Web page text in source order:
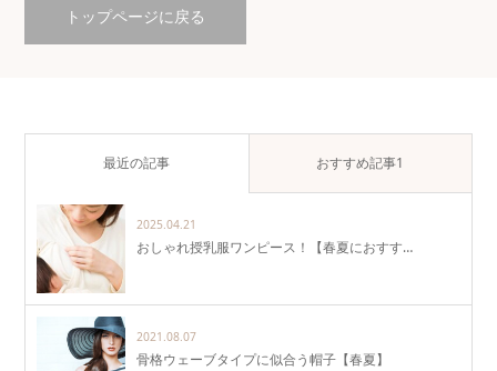
トップページに戻る
最近の記事 おすすめ記事1
2025.04.21
おしゃれ授乳服ワンピース！【春夏におすす…
2021.08.07
骨格ウェーブタイプに似合う帽子【春夏】